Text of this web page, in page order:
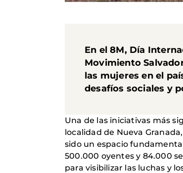
En el8M, Día
Movimiento
las mujeres en el
desafíos sociales y
Una de las iniciativas más
localidad de Nueva
sido un espacio
500.000 oyentes y 84.000
para visibilizar las luchas y